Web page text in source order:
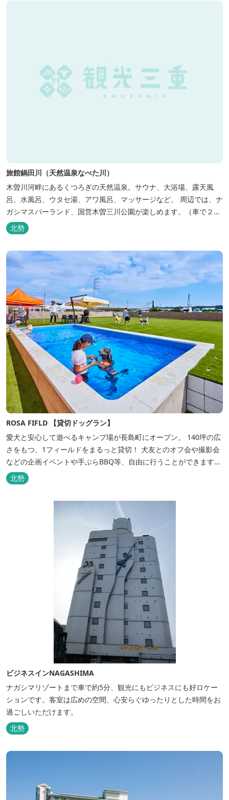
旅館鍋田川（天然温泉なべた川）
木曽川河畔にあるくつろぎの天然温泉。サウナ、大浴場、露天風
呂、水風呂、ウタセ湯、アワ風呂、マッサージなど。 周辺では、ナ
ガシマスパーランド、国営木曽三川公園が楽しめます。（車で２０
分）
北勢
ROSA FIFLD 【貸切ドッグラン】
愛犬と安心して遊べるキャンプ場が長島町にオープン。 140坪の広
さをもつ、1フィールドをまるっと貸切！ 犬友とのオフ会や撮影会
などの企画イベントや手ぶらBBQ等、自由に行うことができます。
フードメニューも豊富で手ぶらでBBQを予算に合わせてお選びいた
だき、楽しんでいただくことがてぎます。 ドックランは全面人工芝
で水はけもよく、ワンちゃんの汚れを気にすることなく自由に遊
北勢
ビジネスインNAGASHIMA
ナガシマリゾートまで車で約5分、観光にもビジネスにも好ロケー
ションです。客室は広めの空間、心安らぐゆったりとした時間をお
過ごしいただけます。
北勢